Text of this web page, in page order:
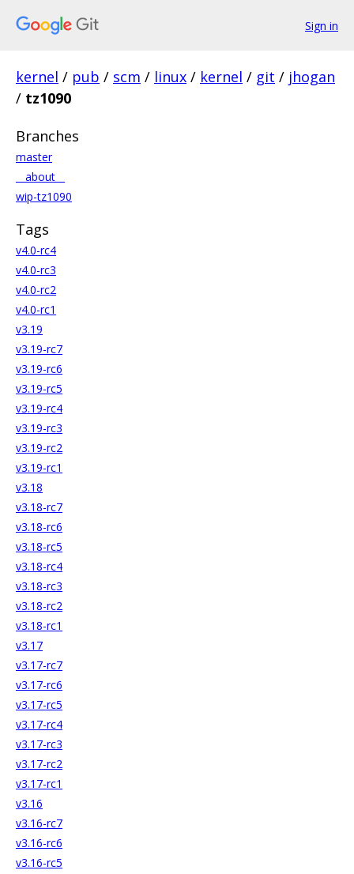
Sign in
kernel / pub / scm / linux / kernel / git / jhogan
/ tz1090
Branches
master
__about__
wip-tz1090
Tags
v4.0-rc4
v4.0-rc3
v4.0-rc2
v4.0-rc1
v3.19
v3.19-rc7
v3.19-rc6
v3.19-rc5
v3.19-rc4
v3.19-rc3
v3.19-rc2
v3.19-rc1
v3.18
v3.18-rc7
v3.18-rc6
v3.18-rc5
v3.18-rc4
v3.18-rc3
v3.18-rc2
v3.18-rc1
v3.17
v3.17-rc7
v3.17-rc6
v3.17-rc5
v3.17-rc4
v3.17-rc3
v3.17-rc2
v3.17-rc1
v3.16
v3.16-rc7
v3.16-rc6
v3.16-rc5